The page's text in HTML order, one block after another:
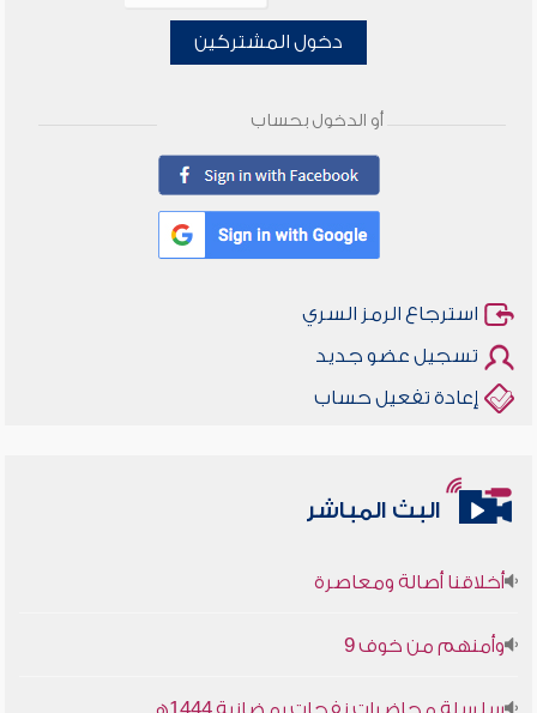
دخول المشتركين
أو الدخول بحساب
استرجاع الرمز السري
تسجيل عضو جديد
إعادة تفعيل حساب
البث المباشر